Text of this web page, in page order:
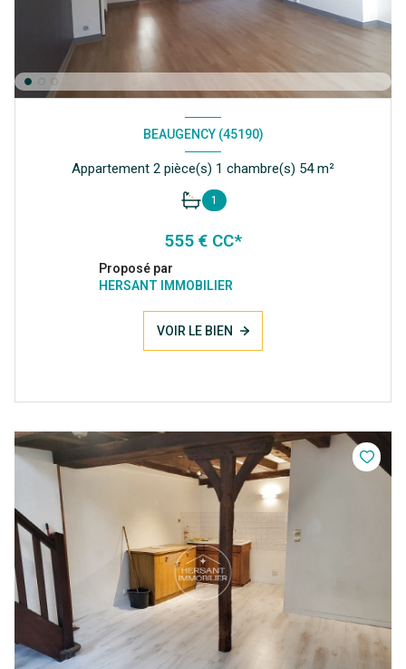
BEAUGENCY (45190)
Appartement 2 pièce(s) 1 chambre(s) 54 m²
1
555 € CC*
Proposé par
HERSANT IMMOBILIER
VOIR LE BIEN